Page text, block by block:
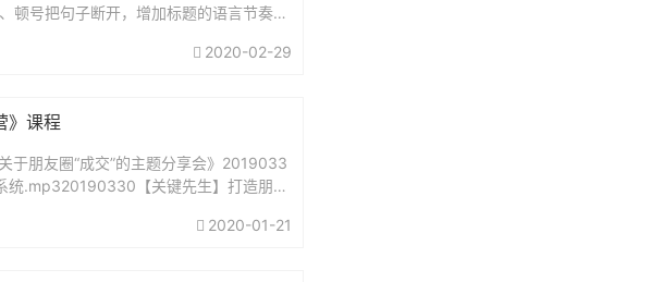
顿号把句子断开，增加标题的语言节奏感
2020-02-29
》课程
于朋友圈“成交”的主题分享会》2019033
统.mp320190330【关键先生】打造朋友
2020-01-21